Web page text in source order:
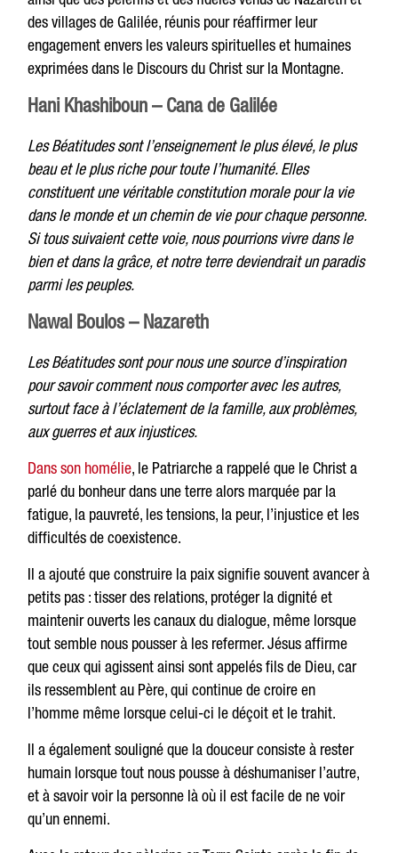
des villages de Galilée, réunis pour réaffirmer leur
engagement envers les valeurs spirituelles et humaines
exprimées dans le Discours du Christ sur la Montagne.
Hani Khashiboun – Cana de Galilée
Les Béatitudes sont l’enseignement le plus élevé, le plus
beau et le plus riche pour toute l’humanité. Elles
constituent une véritable constitution morale pour la vie
dans le monde et un chemin de vie pour chaque personne.
Si tous suivaient cette voie, nous pourrions vivre dans le
bien et dans la grâce, et notre terre deviendrait un paradis
parmi les peuples.
Nawal Boulos – Nazareth
Les Béatitudes sont pour nous une source d’inspiration
pour savoir comment nous comporter avec les autres,
surtout face à l’éclatement de la famille, aux problèmes,
aux guerres et aux injustices.
Dans son homélie, le Patriarche a rappelé que le Christ a
parlé du bonheur dans une terre alors marquée par la
fatigue, la pauvreté, les tensions, la peur, l’injustice et les
difficultés de coexistence.
Il a ajouté que construire la paix signifie souvent avancer à
petits pas : tisser des relations, protéger la dignité et
maintenir ouverts les canaux du dialogue, même lorsque
tout semble nous pousser à les refermer. Jésus affirme
que ceux qui agissent ainsi sont appelés fils de Dieu, car
ils ressemblent au Père, qui continue de croire en
l’homme même lorsque celui-ci le déçoit et le trahit.
Il a également souligné que la douceur consiste à rester
humain lorsque tout nous pousse à déshumaniser l’autre,
et à savoir voir la personne là où il est facile de ne voir
qu’un ennemi.